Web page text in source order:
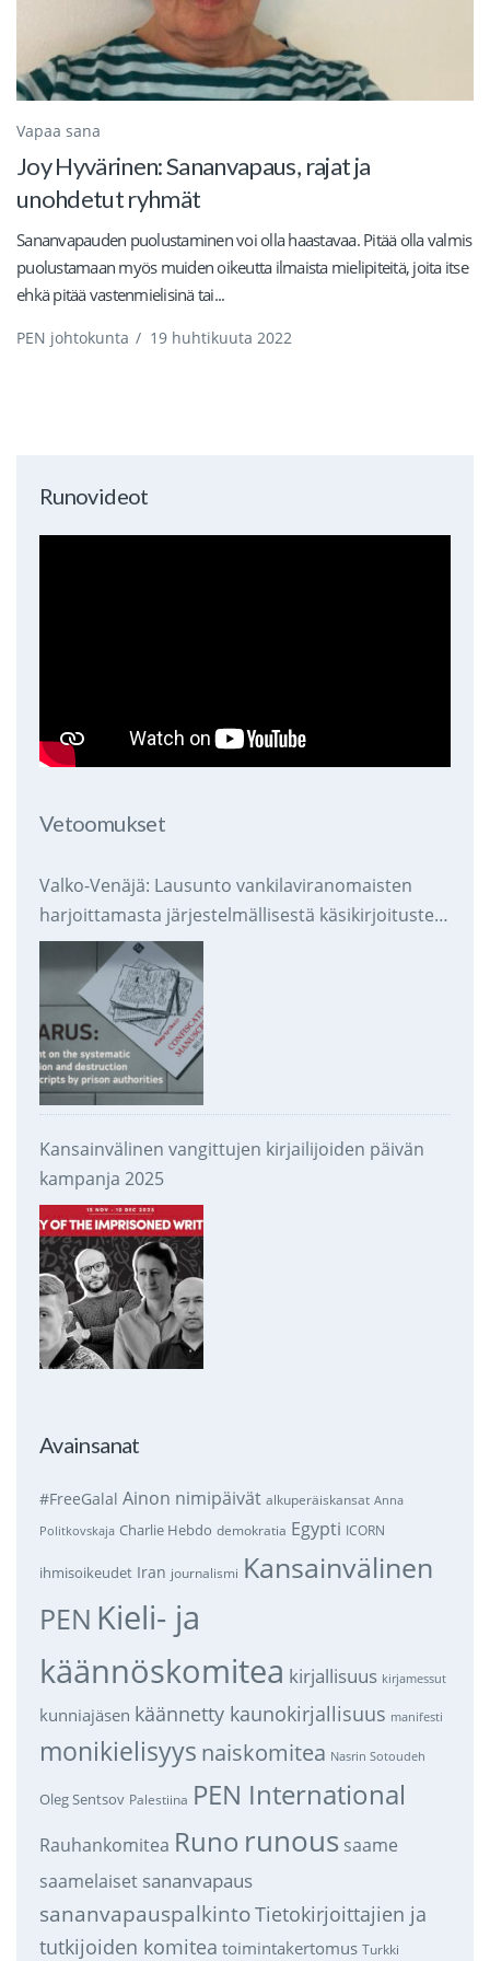
Vapaa sana
Joy Hyvärinen: Sananvapaus, rajat ja
unohdetut ryhmät
Sananvapauden puolustaminen voi olla haastavaa. Pitää olla valmis
puolustamaan myös muiden oikeutta ilmaista mielipiteitä, joita itse
ehkä pitää vastenmielisinä tai...
PEN johtokunta / 19 huhtikuuta 2022
Runovideot
Vetoomukset
Valko-Venäjä: Lausunto vankilaviranomaisten
harjoittamasta järjestelmällisestä käsikirjoitusten
takavarikoinnista ja tuhoamisesta
Kansainvälinen vangittujen kirjailijoiden päivän
kampanja 2025
Avainsanat
#FreeGalal Ainon nimipäivät alkuperäiskansat Anna
Politkovskaja Charlie Hebdo demokratia Egypti ICORN
ihmisoikeudet Iran journalismi Kansainvälinen
PEN Kieli- ja
käännöskomitea kirjallisuus kirjamessut
kunniajäsen käännetty kaunokirjallisuus manifesti
monikielisyys naiskomitea Nasrin Sotoudeh
Oleg Sentsov Palestiina PEN International
Rauhankomitea Runo runous saame
saamelaiset sananvapaus
sananvapauspalkintoTietokirjoittajien ja
tutkijoiden komitea toimintakertomus Turkki